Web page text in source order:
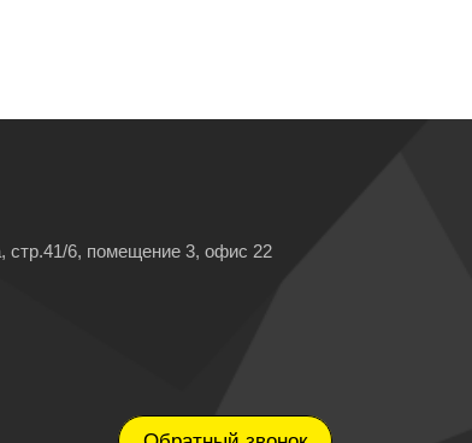
стр.41/6, помещение 3, офис 22